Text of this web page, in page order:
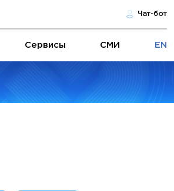
Чат-бот
Сервисы СМИ EN